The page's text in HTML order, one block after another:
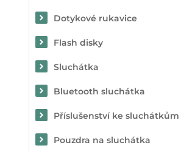
Dotykové rukavice
Flash disky
Sluchátka
Bluetooth sluchátka
Příslušenství ke sluchátkům
Pouzdra na sluchátka